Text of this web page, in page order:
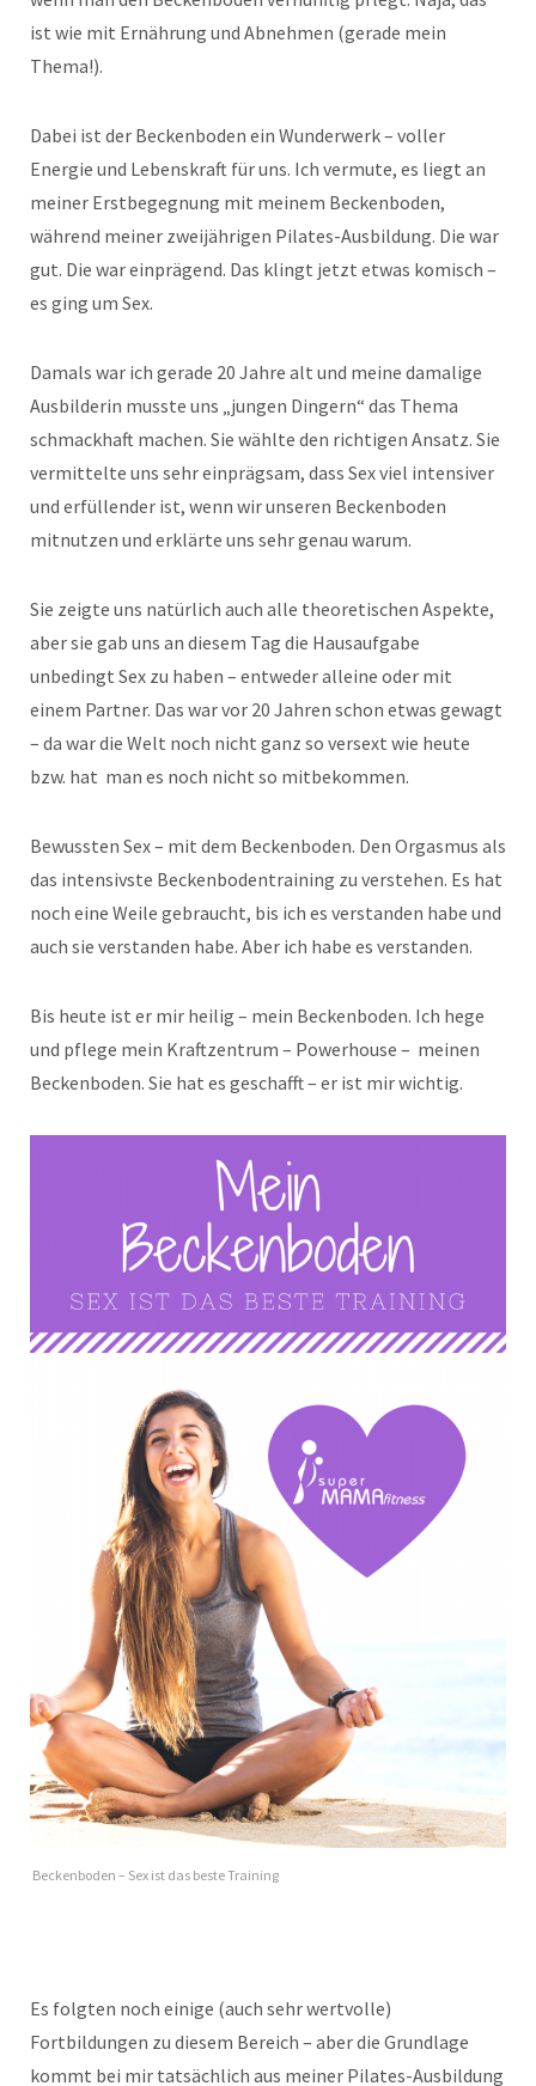
ist wie mit Ernährung und Abnehmen (gerade mein
Thema!).
Dabei ist der Beckenboden ein Wunderwerk – voller
Energie und Lebenskraft für uns. Ich vermute, es liegt an
meiner Erstbegegnung mit meinem Beckenboden,
während meiner zweijährigen Pilates-Ausbildung. Die war
gut. Die war einprägend. Das klingt jetzt etwas komisch –
es ging um Sex.
Damals war ich gerade 20 Jahre alt und meine damalige
Ausbilderin musste uns „jungen Dingern“ das Thema
schmackhaft machen. Sie wählte den richtigen Ansatz. Sie
vermittelte uns sehr einprägsam, dass Sex viel intensiver
und erfüllender ist, wenn wir unseren Beckenboden
mitnutzen und erklärte uns sehr genau warum.
Sie zeigte uns natürlich auch alle theoretischen Aspekte,
aber sie gab uns an diesem Tag die Hausaufgabe
unbedingt Sex zu haben – entweder alleine oder mit
einem Partner. Das war vor 20 Jahren schon etwas gewagt
– da war die Welt noch nicht ganz so versext wie heute
bzw. hat man es noch nicht so mitbekommen.
Bewussten Sex – mit dem Beckenboden. Den Orgasmus als
das intensivste Beckenbodentraining zu verstehen. Es hat
noch eine Weile gebraucht, bis ich es verstanden habe und
auch sie verstanden habe. Aber ich habe es verstanden.
Bis heute ist er mir heilig – mein Beckenboden. Ich hege
und pflege mein Kraftzentrum – Powerhouse – meinen
Beckenboden. Sie hat es geschafft – er ist mir wichtig.
Beckenboden – Sex ist das beste Training
Es folgten noch einige (auch sehr wertvolle)
Fortbildungen zu diesem Bereich – aber die Grundlage
kommt bei mir tatsächlich aus meiner Pilates-Ausbildung